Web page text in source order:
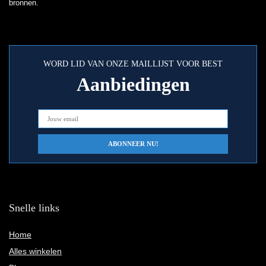
bronnen.
WORD LID VAN ONZE MAILLIJST VOOR BEST
Aanbiedingen
Snelle links
Home
Alles winkelen